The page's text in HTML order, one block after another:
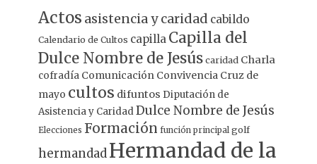
Actos asistencia y caridad cabildo
Calendario de Cultos capilla Capilla del
Dulce Nombre de Jesús caridad Charla
cofradía Comunicación Convivencia Cruz de
mayo cultos difuntos Diputación de
Asistencia y CaridadDulce Nombre de Jesús
Elecciones Formación función principal golf
hermandad Hermandad de la